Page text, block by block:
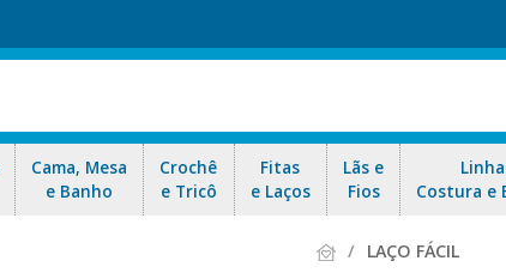
Cama, Mesa
e Banho
Crochê
e Tricô
Fitas
e Laços
Lãs e
Fios
Costura e
LAÇO FÁCIL